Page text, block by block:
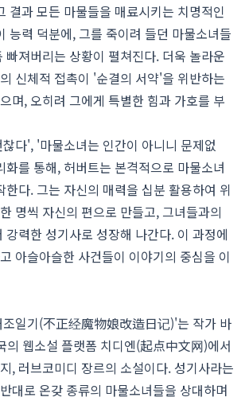
결과 모든 마물들을 매료시키는 치명적인
능력 덕분에, 그를 죽이려 들던 마물소녀들
빠져버리는 상황이 펼쳐진다. 더욱 놀라운
신체적 접촉이 '순결의 서약'을 위반하는
며, 오히려 그에게 특별한 힘과 가호를 부
다', '마물소녀는 인간이 아니니 문제없
화를 통해, 허버트는 본격적으로 마물소녀
다. 그는 자신의 매력을 십분 활용하여 위
명씩 자신의 편으로 만들고, 그녀들과의
강력한 성기사로 성장해 나간다. 이 과정에
아슬아슬한 사건들이 이야기의 중심을 이
조일기(不正经魔物娘改造日记)'는 작가 바
의 웹소설 플랫폼 치디엔(起点中文网)에서
, 러브코미디 장르의 소설이다. 성기사라는
대로 온갖 종류의 마물소녀들을 상대하며